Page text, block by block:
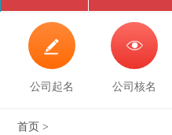

公司起名

公司核名
首页 >